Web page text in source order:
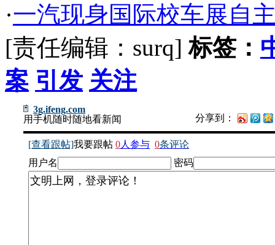
·一汽现身国际校车展自
[责任编辑：surq]标签：
案 引发 关注
3g.ifeng.com
用手机随时随地看新闻
分享到：
[查看跟帖]我要跟帖 0人参与 0条评论
用户名
密码